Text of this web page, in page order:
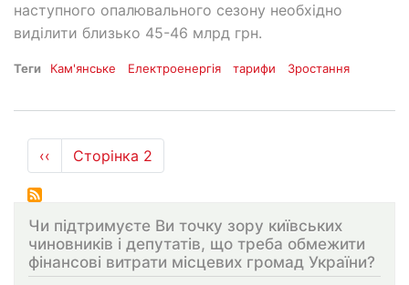
наступного опалювального сезону необхідно
виділити близько 45-46 млрд грн.
Теги Кам'янське Електроенергія тарифи Зростання
Розбивка
на
сторінки
Попередня
сторінка
‹‹ Сторінка 2
Чи підтримуєте Ви точку зору київських
чиновників і депутатів, що треба обмежити
фінансові витрати місцевих громад України?